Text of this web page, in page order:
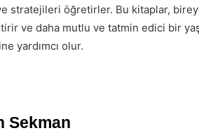
stratejileri öğretirler. Bu kitaplar,
ve daha mutlu ve tatmin edici bir
yardımcı olur.
Sekman